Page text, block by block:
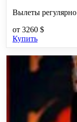
Вылеты регулярно
от 3260 $
Купить